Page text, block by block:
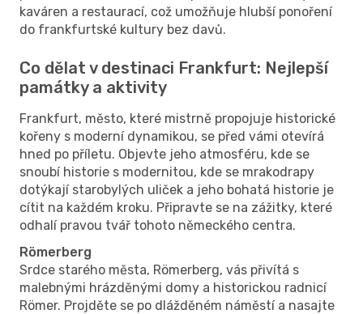
kaváren a restaurací, což umožňuje hlubší ponoření
do frankfurtské kultury bez davů.
Co dělat v destinaci Frankfurt: Nejlepší
památky a aktivity
Frankfurt, město, které mistrně propojuje historické
kořeny s moderní dynamikou, se před vámi otevírá
hned po příletu. Objevte jeho atmosféru, kde se
snoubí historie s modernitou, kde se mrakodrapy
dotýkají starobylých uliček a jeho bohatá historie je
cítit na každém kroku. Připravte se na zážitky, které
odhalí pravou tvář tohoto německého centra.
Römerberg
Srdce starého města, Römerberg, vás přivítá s
malebnými hrázděnými domy a historickou radnicí
Römer. Projděte se po dlážděném náměstí a nasajte